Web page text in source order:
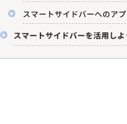
スマートサイドバーへのア
スマートサイドバーを活用しよ